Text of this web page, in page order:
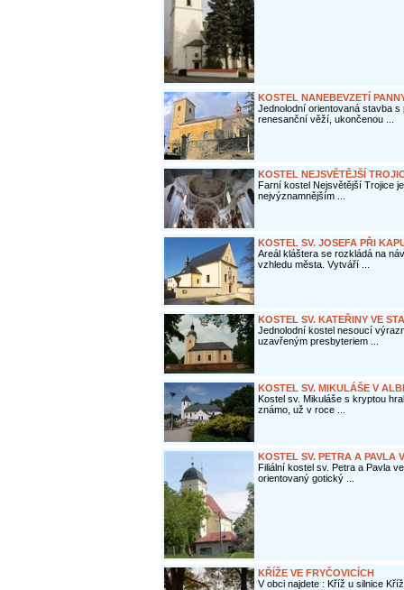
KOSTEL NANEBEVZETÍ
Jednolodní orientovaná stavba
renesanční věží, ukončenou ...
KOSTEL NEJSVĚTĚJŠÍ
Farní kostel Nejsvětější Trojice
nejvýznamnějším ...
KOSTEL SV. JOSEFA PŘI
Areál kláštera se rozkládá na
vzhledu města. Vytváří ...
KOSTEL SV. KATEŘINY VE
Jednolodní kostel nesoucí
uzavřeným presbyteriem ...
KOSTEL SV. MIKULÁŠE V
Kostel sv. Mikuláše s kryptou
známo, už v roce ...
KOSTEL SV. PETRA A PAVLA
Filiální kostel sv. Petra a Pavla
orientovaný gotický ...
KŘÍŽE VE FRYČOVICÍCH
V obci najdete : Kříž u silnice